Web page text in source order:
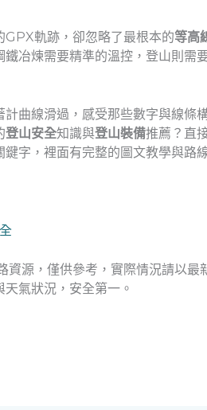
軌跡，卻忽略了最根本的等高
鐵冶煉需要精準的溫控，登山則
曲線滑過，感受那些數字與線條
登山安全知識與登山裝備推薦？直
字，裡面有完整的圖文教學與路
源，僅供參考，實際情況請以最
氣狀況，安全第一。